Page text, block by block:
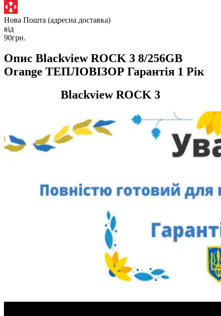
Нова Пошта (адресна доставка)
від
90грн.
Опис Blackview ROCK 3 8/256GB
Orange ТЕПЛОВІЗОР Гарантія 1 Рік
Blackview ROCK 3